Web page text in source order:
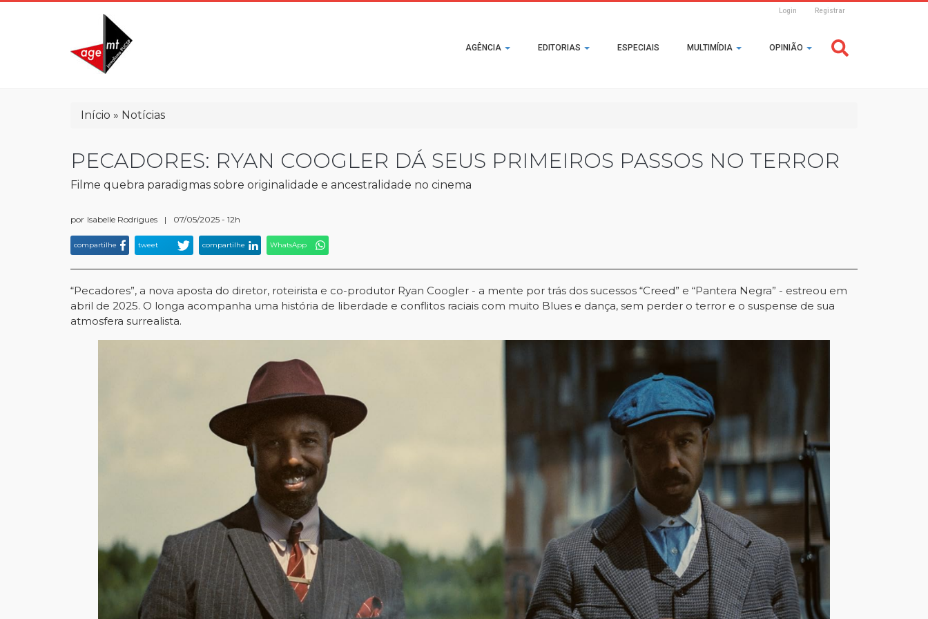
Login Registrar
Main
navigation
AGÊNCIA EDITORIAS ESPECIAIS MULTIMÍDIA OPINIÃO
Trilha
navegação
Início Notícias
PECADORES: RYAN COOGLER DÁ SEUS PRIMEIROS PASSOS NO TERROR
Filme quebra paradigmas sobre originalidade e ancestralidade no cinema
por Isabelle Rodrigues | 07/05/2025 - 12h
compartilhe tweet compartilhe WhatsApp
“Pecadores”, a nova aposta do diretor, roteirista e co-produtor Ryan Coogler - a mente por trás dos sucessos “Creed” e “Pantera Negra” - estreou em
abril de 2025. O longa acompanha uma história de liberdade e conflitos raciais com muito Blues e dança, sem perder o terror e o suspense de sua
atmosfera surrealista.